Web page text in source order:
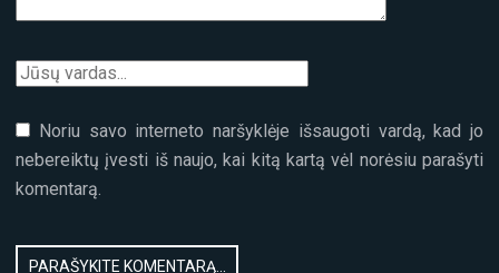
Noriu savo interneto naršyklėje išsaugoti vardą, kad jo
nebereiktų įvesti iš naujo, kai kitą kartą vėl norėsiu parašyti
komentarą.